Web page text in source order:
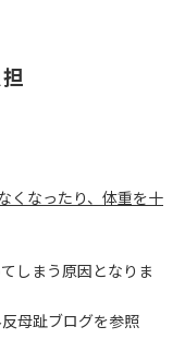
くなったり、体重を十
しまう原因となりま
母趾ブログを参照